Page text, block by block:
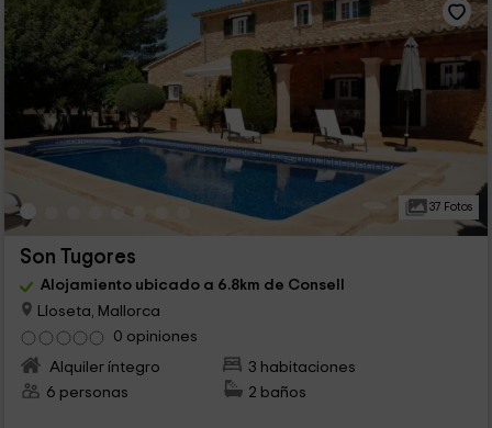
37 Fotos
Son Tugores
Alojamiento ubicado a 6.8km de Consell
Lloseta, Mallorca
0 opiniones
Alquiler íntegro
3 habitaciones
6 personas
2 baños